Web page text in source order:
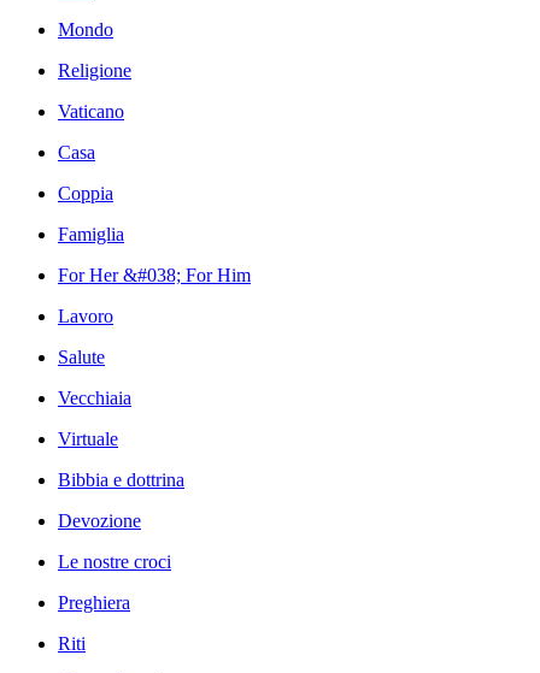
Mondo
Religione
Vaticano
Casa
Coppia
Famiglia
For Her &#038; For Him
Lavoro
Salute
Vecchiaia
Virtuale
Bibbia e dottrina
Devozione
Le nostre croci
Preghiera
Riti